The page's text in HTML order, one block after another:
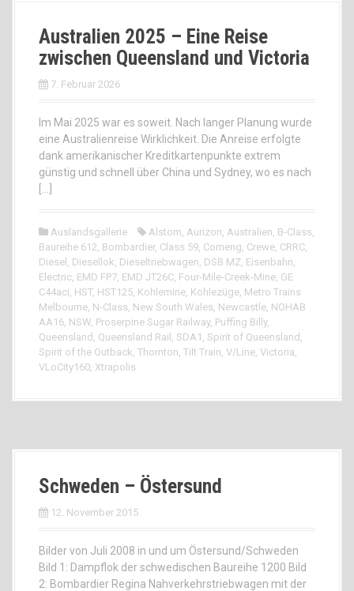
Australien 2025 – Eine Reise
zwischen Queensland und Victoria
7. Februar 2026
Im Mai 2025 war es soweit. Nach langer Planung wurde
eine Australienreise Wirklichkeit. Die Anreise erfolgte
dank amerikanischer Kreditkartenpunkte extrem
günstig und schnell über China und Sydney, wo es nach
Auslandsgallerie Alstom, Aurizon, Australien, B-Class,
Baureihe 612, Bombardier, Class 59, Comeng, Crewe, CRRC,
Diesel , Diesellok, Dieseltriebwagen, DSB MZ, Eisenbahn,
Electric, EMD FP7, EMD JT26C, Four-Mile-Creek-Mine, GE
C44aci, HST, HST125, Kohlemine, Kohlezüge, Metro Trains
Melbourne, N-Class, New South Wales, Newcastle, NOHAB
AA16, NSW, Proserpine Sugar Railway, Puffing Billy,
Queensland , Queensland Rail , SDA1 , Spirit of Queensland ,
Spirit of the Outback, Thornton, Tilt Train, V/Line, Victoria,
VLoCity160, Xtrapolis
Schweden – Östersund
12. November 2015
Bilder von Juli 2008 in und um Östersund/Schweden
Bild 1: Dampflok der schwedischen Baureihe 1200 Bild
2: Bombardier Regina Nahverkehrstriebwagen mit der